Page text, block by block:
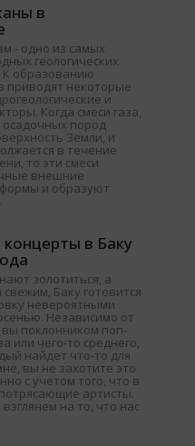
в
- одно из самых
геологических
К образованию
приводят некоторые
и
Когда смеси газа,
пород
Земли, и
в течение
то эти смеси
внешние
и образуют
в Баку
золотиться, а
свежим, Баку готовится
невероятными
Независимо от
вы поклонником поп-
или чего-то среднего,
найдет что-то для
вы не захотите это
с учетом того, что в
артисты.
на то, что нас